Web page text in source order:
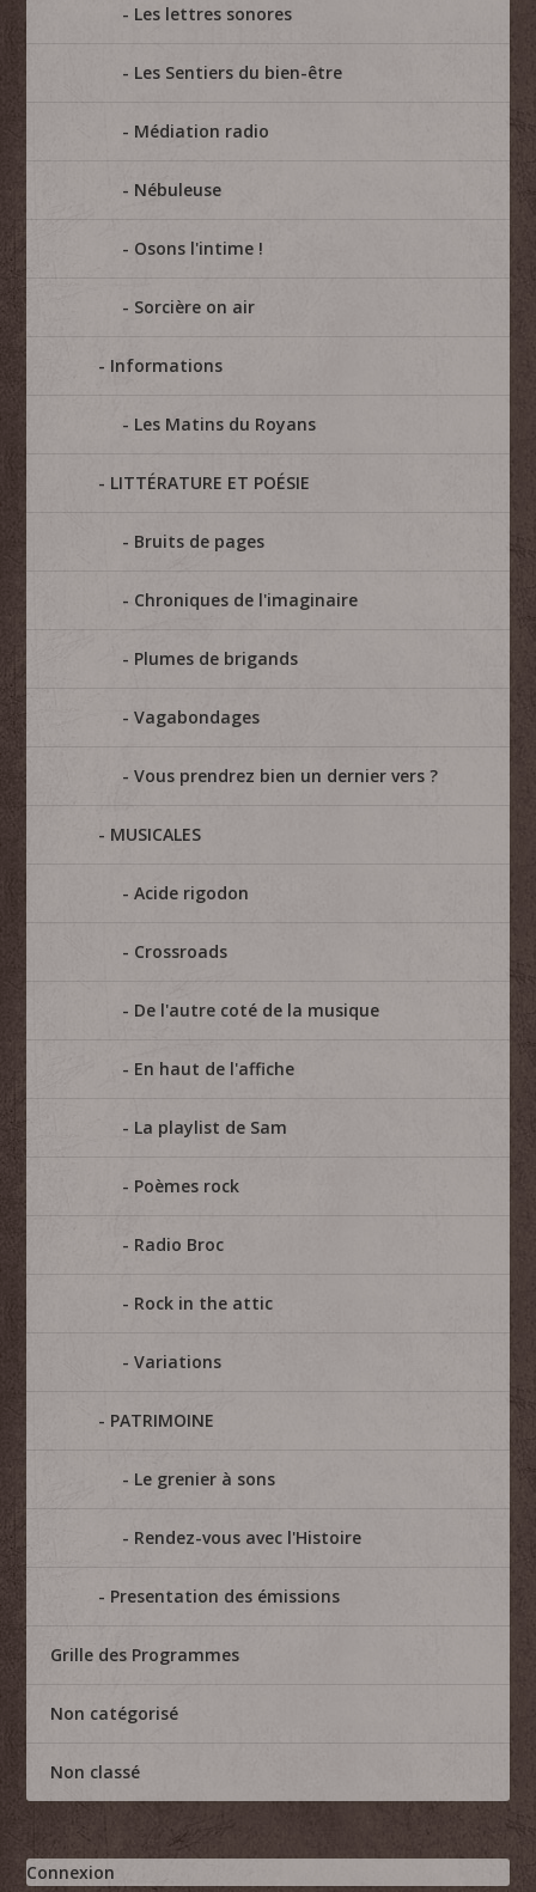
Les lettres sonores
Les Sentiers du bien-être
Médiation radio
Nébuleuse
Osons l'intime !
Sorcière on air
Informations
Les Matins du Royans
LITTÉRATURE ET POÉSIE
Bruits de pages
Chroniques de l'imaginaire
Plumes de brigands
Vagabondages
Vous prendrez bien un dernier vers ?
MUSICALES
Acide rigodon
Crossroads
De l'autre coté de la musique
En haut de l'affiche
La playlist de Sam
Poèmes rock
Radio Broc
Rock in the attic
Variations
PATRIMOINE
Le grenier à sons
Rendez-vous avec l'Histoire
Presentation des émissions
Grille des Programmes
Non catégorisé
Non classé
Connexion